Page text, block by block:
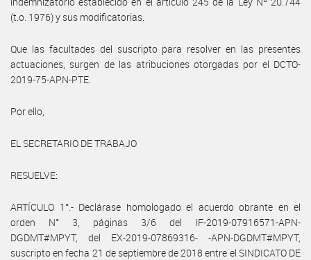
(t.o. 1976) y sus modificatorias.
Que las facultades del suscripto para resolver en las presentes
actuaciones, surgen de las atribuciones otorgadas por el DCTO-
2019-75-APN-PTE.
Por ello,
EL SECRETARIO DE TRABAJO
RESUELVE:
ARTÍCULO 1°.- Declárase homologado el acuerdo obrante en el
orden N° 3, páginas 3/6 del IF-2019-07916571-APN-
DGDMT#MPYT, del EX-2019-07869316- -APN-DGDMT#MPYT,
suscripto en fecha 21 de septiembre de 2018 entre el SINDICATO DE